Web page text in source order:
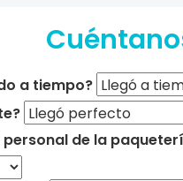
a tiempo?
de la